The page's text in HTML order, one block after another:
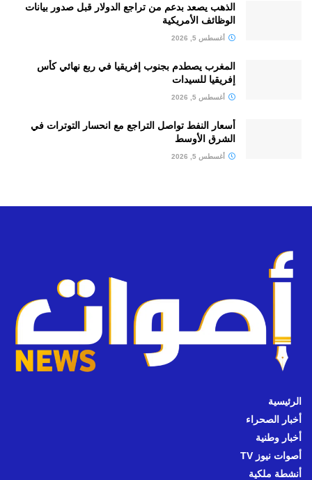
الذهب يصعد بدعم من تراجع الدولار قبل صدور بيانات
الوظائف الأمريكية
أغسطس 5, 2026
المغرب يصطدم بجنوب إفريقيا في ربع نهائي كأس
إفريقيا للسيدات
أغسطس 5, 2026
أسعار النفط تواصل التراجع مع انحسار التوترات في
الشرق الأوسط
أغسطس 5, 2026
الرئيسية
أخبار الصحراء
أخبار وطنية
أصوات نيوز TV
أنشطة ملكية